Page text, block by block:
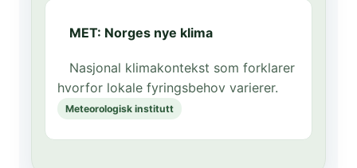
MET: Norges nye klima
Nasjonal klimakontekst som forklarer
hvorfor lokale fyringsbehov varierer.
Meteorologisk institutt